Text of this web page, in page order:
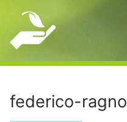
contenido
federico-ragno